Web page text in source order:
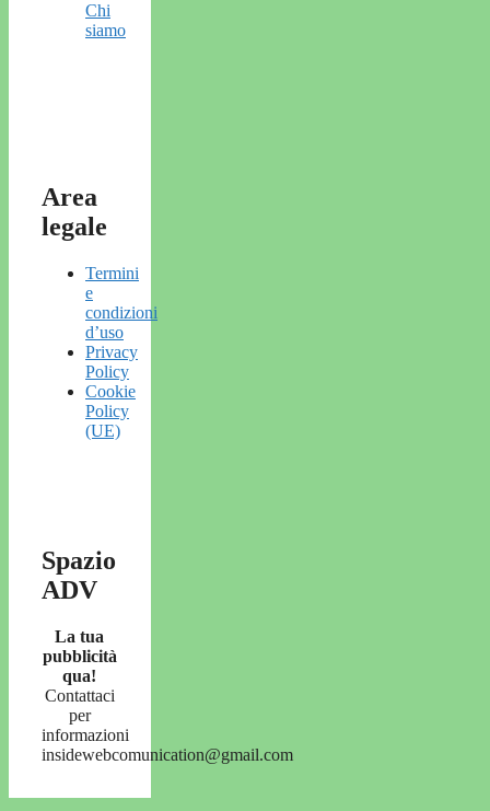
Chi
siamo
Area
legale
Termini
e
condizioni
d’uso
Privacy
Policy
Cookie
Policy
(UE)
Spazio
ADV
La tua
pubblicità
qua!
Contattaci
per
informazioni
insidewebcomunication@gmail.com